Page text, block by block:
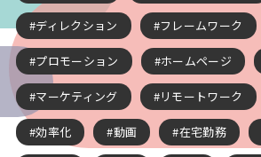
ディレクション フレームワーク
プロモーション ホームページ
マーケティング リモートワーク
効率化 動画 在宅勤務